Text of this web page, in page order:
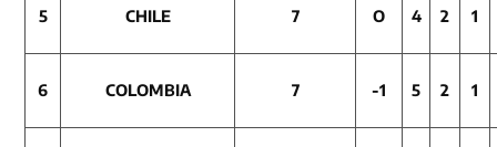
5 CHILE 7 O 4 2 1
6 COLOMBIA 7 -1 5 2 1